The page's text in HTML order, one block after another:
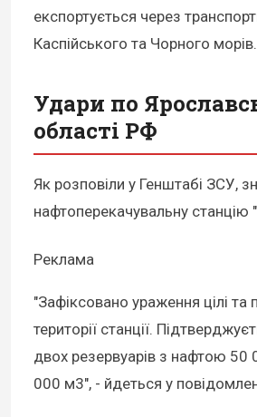
експортується через
Каспійського та Чорного морів.
Удари по
області РФ
Як розповіли у Генштабі ЗCУ,
нафтоперекачувальну станцію
Реклама
"Зафіксовано ураження цілі
території станції.
двох резервуарів з нафтою 50
000 м3", - йдеться у